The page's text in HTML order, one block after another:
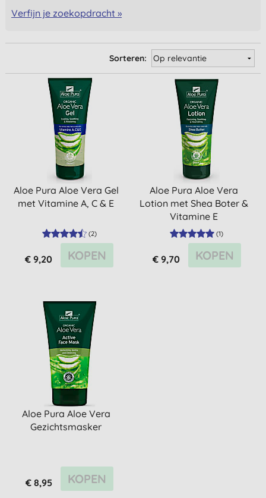
Verfijn je zoekopdracht »
Sorteren:
Aloe Pura Aloe Vera Gel
met Vitamine A, C & E
(2)
€ 9,20 KOPEN
Aloe Pura Aloe Vera
Lotion met Shea Boter &
Vitamine E
(1)
€ 9,70 KOPEN
Aloe Pura Aloe Vera
Gezichtsmasker
€ 8,95 KOPEN